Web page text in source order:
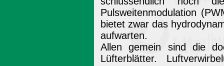
Pulsweitenmodulation
bietet zwar das
aufwarten.
Allen gemein sind die
Lüfterblätter.